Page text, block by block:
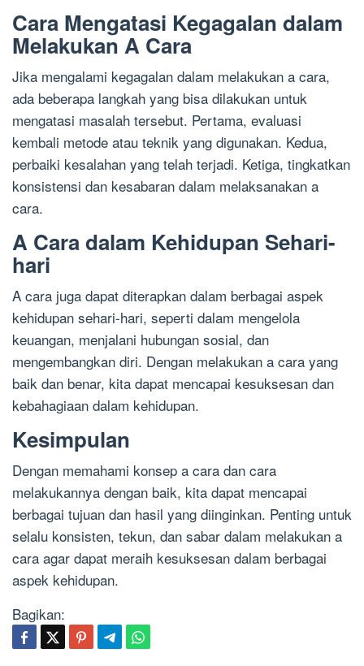
Cara Mengatasi Kegagalan dalam
Melakukan A Cara
Jika mengalami kegagalan dalam melakukan a cara,
ada beberapa langkah yang bisa dilakukan untuk
mengatasi masalah tersebut. Pertama, evaluasi
kembali metode atau teknik yang digunakan. Kedua,
perbaiki kesalahan yang telah terjadi. Ketiga, tingkatkan
konsistensi dan kesabaran dalam melaksanakan a
cara.
A Cara dalam Kehidupan Sehari-
hari
A cara juga dapat diterapkan dalam berbagai aspek
kehidupan sehari-hari, seperti dalam mengelola
keuangan, menjalani hubungan sosial, dan
mengembangkan diri. Dengan melakukan a cara yang
baik dan benar, kita dapat mencapai kesuksesan dan
kebahagiaan dalam kehidupan.
Kesimpulan
Dengan memahami konsep a cara dan cara
melakukannya dengan baik, kita dapat mencapai
berbagai tujuan dan hasil yang diinginkan. Penting untuk
selalu konsisten, tekun, dan sabar dalam melakukan a
cara agar dapat meraih kesuksesan dalam berbagai
aspek kehidupan.
Bagikan: